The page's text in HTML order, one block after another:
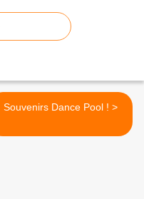
Souvenirs Dance Pool ! >